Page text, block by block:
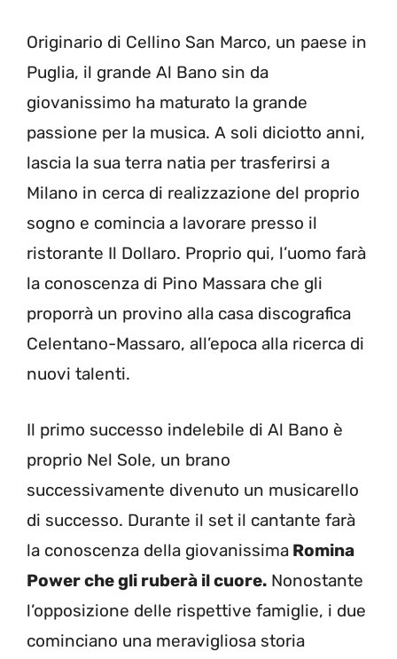
Originario di Cellino San Marco, un paese in
Puglia, il grande Al Bano sin da
giovanissimo ha maturato la grande
passione per la musica. A soli diciotto anni,
lascia la sua terra natia per trasferirsi a
Milano in cerca di realizzazione del proprio
sogno e comincia a lavorare presso il
ristorante Il Dollaro. Proprio qui, l’uomo farà
la conoscenza di Pino Massara che gli
proporrà un provino alla casa discografica
Celentano-Massaro, all’epoca alla ricerca di
nuovi talenti.
Il primo successo indelebile di Al Bano è
proprio Nel Sole, un brano
successivamente divenuto un musicarello
di successo. Durante il set il cantante farà
la conoscenza della giovanissima Romina
Power che gli ruberà il cuore. Nonostante
l’opposizione delle rispettive famiglie, i due
cominciano una meravigliosa storia